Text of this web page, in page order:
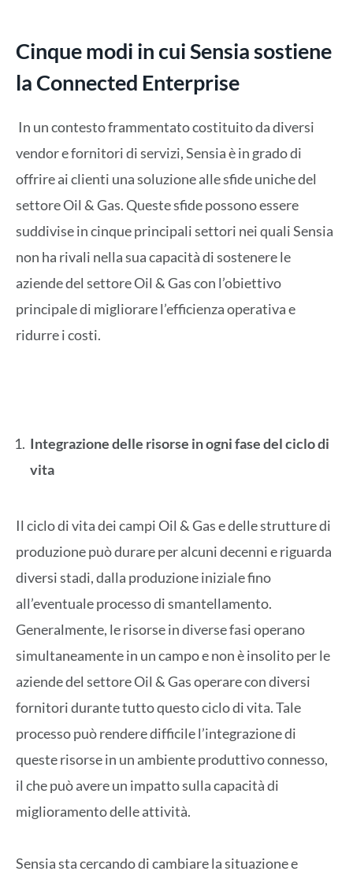
Cinque modi in cui Sensia sostiene
la Connected Enterprise
In un contesto frammentato costituito da diversi
vendor e fornitori di servizi, Sensia è in grado di
offrire ai clienti una soluzione alle sfide uniche del
settore Oil & Gas. Queste sfide possono essere
suddivise in cinque principali settori nei quali Sensia
non ha rivali nella sua capacità di sostenere le
aziende del settore Oil & Gas con l’obiettivo
principale di migliorare l’efficienza operativa e
ridurre i costi.
Integrazione delle risorse in ogni fase del ciclo di
vita
Il ciclo di vita dei campi Oil & Gas e delle strutture di
produzione può durare per alcuni decenni e riguarda
diversi stadi, dalla produzione iniziale fino
all’eventuale processo di smantellamento.
Generalmente, le risorse in diverse fasi operano
simultaneamente in un campo e non è insolito per le
aziende del settore Oil & Gas operare con diversi
fornitori durante tutto questo ciclo di vita. Tale
processo può rendere difficile l’integrazione di
queste risorse in un ambiente produttivo connesso,
il che può avere un impatto sulla capacità di
miglioramento delle attività.
Sensia sta cercando di cambiare la situazione e